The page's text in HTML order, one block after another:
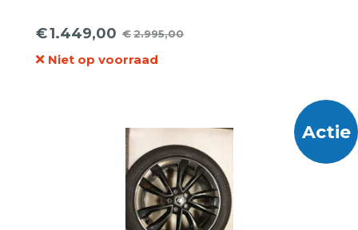
€2.995,00
Oorspronkelijke
prijs
€1.449,00
Huidige
prijs
Niet op voorraad
Actie